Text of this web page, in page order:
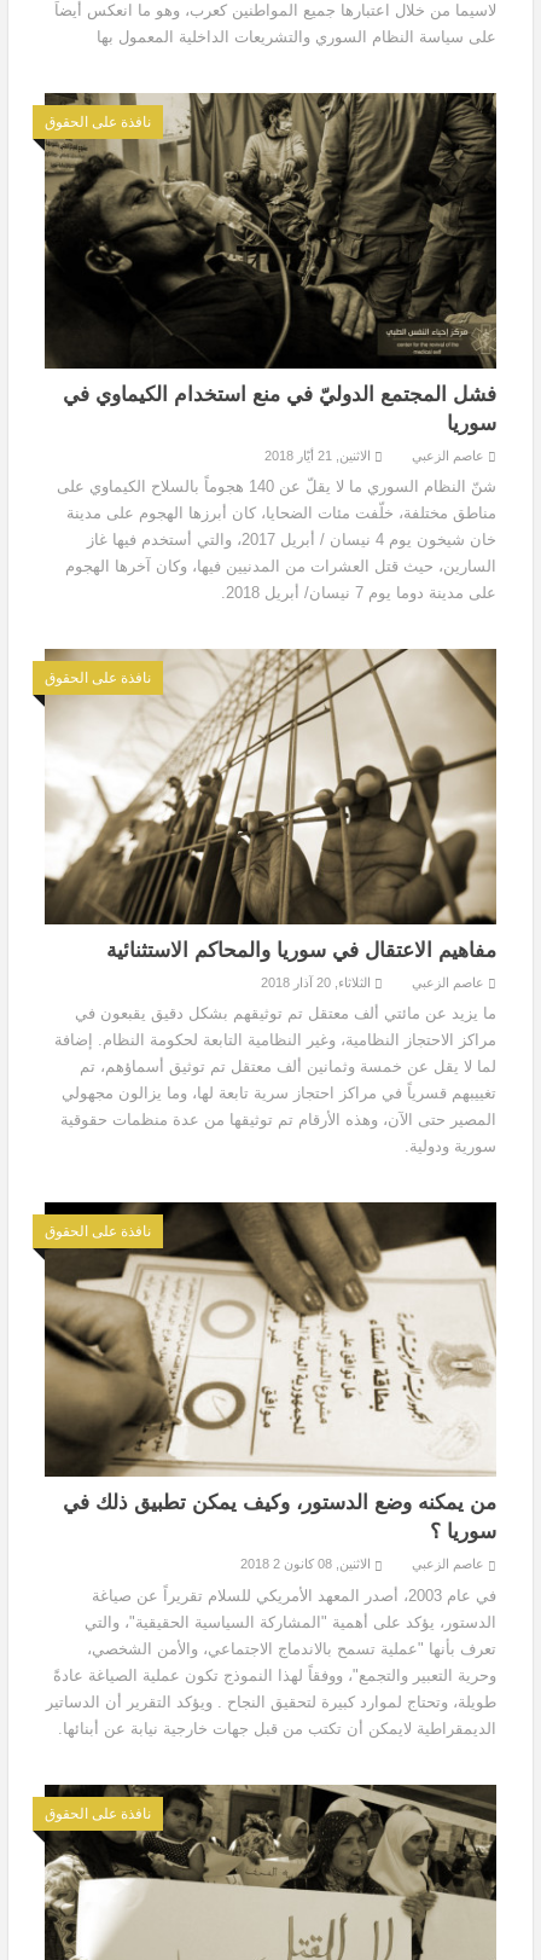
لاسيما من خلال اعتبارها جميع المواطنين كعرب، وهو ما انعكس أيضاَ
على سياسة النظام السوري والتشريعات الداخلية المعمول بها
نافذة على الحقوق
فشل المجتمع الدوليّ في منع استخدام الكيماوي في
سوريا
عاصم الزعبي الاثنين, 21 أيّار 2018
شنّ النظام السوري ما لا يقلّ عن 140 هجوماً بالسلاح الكيماوي على
مناطق مختلفة، خلّفت مئات الضحايا، كان أبرزها الهجوم على مدينة
خان شيخون يوم 4 نيسان / أبريل 2017، والتي أستخدم فيها غاز
السارين، حيث قتل العشرات من المدنيين فيها، وكان آخرها الهجوم
على مدينة دوما يوم 7 نيسان/ أبريل 2018.
نافذة على الحقوق
مفاهيم الاعتقال في سوريا والمحاكم الاستثنائية
عاصم الزعبي الثلاثاء, 20 آذار 2018
ما يزيد عن مائتي ألف معتقل تم توثيقهم بشكل دقيق يقبعون في
مراكز الاحتجاز النظامية، وغير النظامية التابعة لحكومة النظام. إضافة
لما لا يقل عن خمسة وثمانين ألف معتقل تم توثيق أسماؤهم، تم
تغييبهم قسرياً في مراكز احتجاز سرية تابعة لها، وما يزالون مجهولي
المصير حتى الآن، وهذه الأرقام تم توثيقها من عدة منظمات حقوقية
سورية ودولية.
نافذة على الحقوق
من يمكنه وضع الدستور، وكيف يمكن تطبيق ذلك في
سوريا ؟
عاصم الزعبي الاثنين, 08 كانون 2 2018
في عام 2003، أصدر المعهد الأمريكي للسلام تقريراً عن صياغة
الدستور، يؤكد على أهمية "المشاركة السياسية الحقيقية"، والتي
تعرف بأنها "عملية تسمح بالاندماج الاجتماعي، والأمن الشخصي،
وحرية التعبير والتجمع"، ووفقاً لهذا النموذج تكون عملية الصياغة عادةً
طويلة، وتحتاج لموارد كبيرة لتحقيق النجاح . ويؤكد التقرير أن الدساتير
الديمقراطية لايمكن أن تكتب من قبل جهات خارجية نيابة عن أبنائها.
نافذة على الحقوق